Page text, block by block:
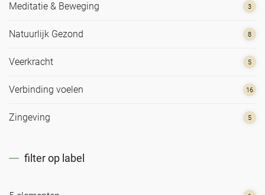
Meditatie & Beweging 3
Natuurlijk Gezond 8
Veerkracht 5
Verbinding voelen 16
Zingeving 5
filter op label